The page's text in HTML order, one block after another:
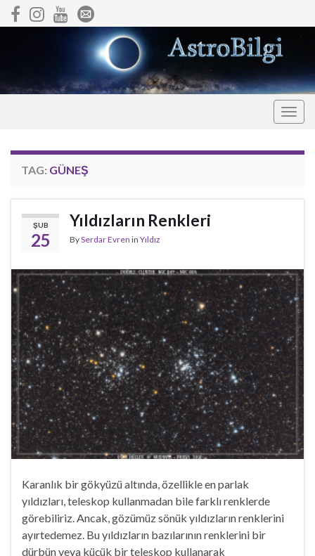
TAG: GÜNEŞ
ŞUB
25
Yıldızların Renkleri
BySerdar Evren in Yıldız
Karanlık bir gökyüzü altında, özellikle en parlak
yıldızları, teleskop kullanmadan bile farklı renklerde
görebiliriz. Ancak, gözümüz sönük yıldızların renklerini
ayırtedemez. Bu yıldızların bazılarının renklerini bir
dürbün veya küçük bir teleskop kullanarak